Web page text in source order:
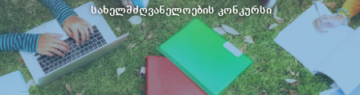
სახელმძღვანელოების კონკურსი